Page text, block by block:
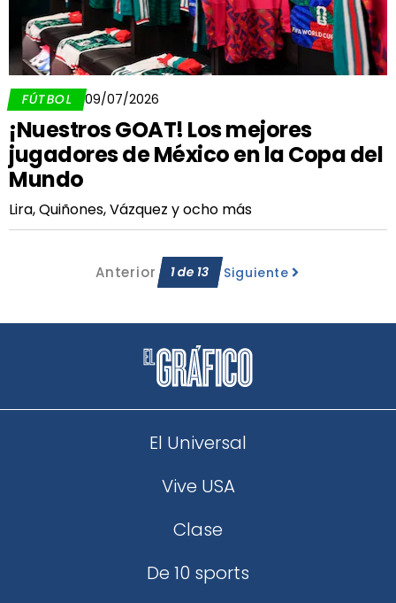
FÚTBOL 09/07/2026
¡Nuestros GOAT! Los mejores
jugadores de México en la Copa del
Mundo
Lira, Quiñones, Vázquez y ocho más
Anterior 1de13 Siguiente
El Universal
Vive USA
Clase
De 10 sports